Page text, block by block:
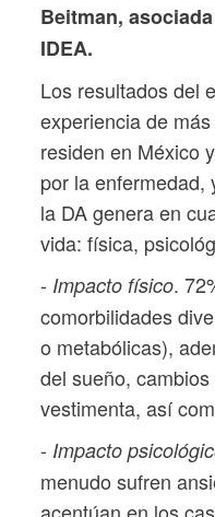
Beitman,
IDEA.
Los resultados del
experiencia de
residen en México
por la enfermedad,
la DA genera en
vida: física,
- Impacto físico.
comorbilidades
o metabólicas),
del sueño,
vestimenta, así
- Impacto
menudo sufren